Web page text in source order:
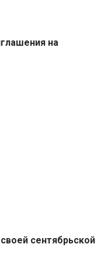
на
сентябрьской